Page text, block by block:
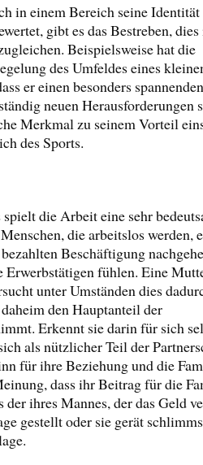
in einem Bereich seine Identität
gibt es das Bestreben,
Beispielsweise hat die
des Umfeldes eines
er einen besonders
neuen Herausforderungen
Merkmal zu seinem Vorteil
des Sports.
die Arbeit eine sehr
die arbeitslos werden,
Beschäftigung
fühlen. Eine
unter Umständen dies
den Hauptanteil der
Erkennt sie darin für sich
als nützlicher Teil der
für ihre Beziehung und die
dass ihr Beitrag für die
der ihres Mannes, der das Geld
gestellt oder sie gerät